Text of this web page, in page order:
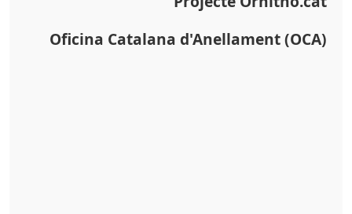
Oficina Catalana d'Anellament (OCA)